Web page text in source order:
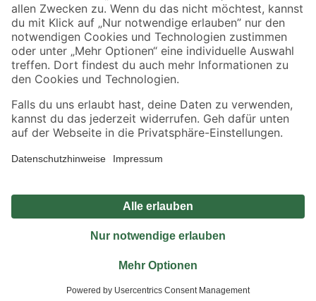
Jetzt die toom-App herunterladen
Alle Preisangaben in EUR inkl. gesetzl. MwSt.. Die dargestellten Angebote sind unter
Umständen nicht in allen Märkten verfügbar. Die angegebenen Verfügbarkeiten beziehen
Produkte nur solange der Vorrat reicht.
*Paketversand ab 59 € versandkostenfrei, gilt nicht für Artikel mit Speditionsversand, hier
Privatsphäre Impressum
Nutzungsbedingungen
Widerrufsrecht
Vertrag widerrufen
© 2026 toom Baumarkt GmbH